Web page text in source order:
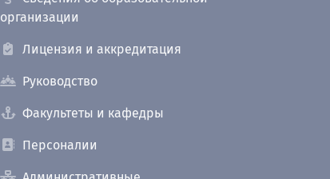
организации
Лицензия и аккредитация
Руководство
Факультеты и кафедры
Персоналии